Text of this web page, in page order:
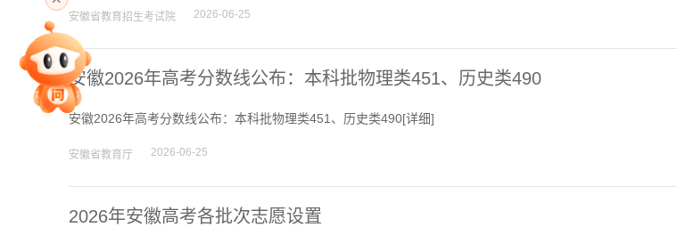
专家指导课
高考作文
安徽省教育招生考试院 2026-06-25
安徽2026年高考分数线公布：本科批物理类451、历史类490
安徽2026年高考分数线公布：本科批物理类451、历史类490[详细]
安徽省教育厅 2026-06-25
2026年安徽高考各批次志愿设置